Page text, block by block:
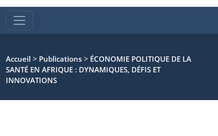
Accueil > Publications > ÉCONOMIE POLITIQUE DE LA
SANTÉ EN AFRIQUE : DYNAMIQUES, DÉFIS ET
INNOVATIONS